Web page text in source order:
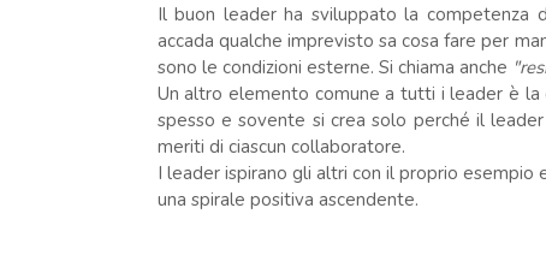
Il buon leader ha sviluppato la competenza
accada qualche imprevisto sa cosa fare per
sono le condizioni esterne. Si chiama anche
Un altro elemento comune a tutti i leader è la
spesso e sovente si crea solo perché il
meriti di ciascun collaboratore.
I leader ispirano gli altri con il proprio esempio
una spirale positiva ascendente.